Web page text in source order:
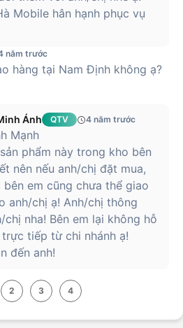
bị tân tiến, đem lại trải nghiệm âm
FN4 chính hãng với mức giá tốt
được bảo hành chính hãng 12
phí toàn quốc. Hãy tới ngay cửa
nhất hoặc click vào nút đặt hàng
Mobile hân hạnh phục vụ
năm trước
hàng tại Nam Định không ạ?
Ánh QTV 4 năm trước
Mạnh
phẩm này trong kho bên
nên nếu anh/chị đặt mua,
em cũng chưa thể giao
anh/chị ạ! Anh/chị thông
chị nha! Bên em lại không hỗ
tiếp từ chi nhánh ạ!
đến anh!
2 3 4